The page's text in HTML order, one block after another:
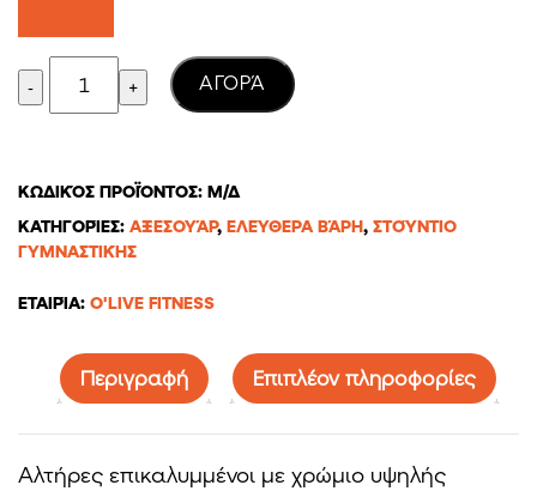
Quantity
AΓΟΡΆ
ΚΩΔΙΚΌΣ ΠΡΟΪΌΝΤΟΣ: Μ/Δ
ΚΑΤΗΓΟΡΊΕΣ: ΑΞΕΣΟΥΆΡ, ΕΛΕΎΘΕΡΑ ΒΆΡΗ, ΣΤΟΎΝΤΙΟ
ΓΥΜΝΑΣΤΙΚΉΣ
ΕΤΑΙΡΊΑ: O'LIVE FITNESS
Περιγραφή Επιπλέον πληροφορίες
Αλτήρες επικαλυμμένοι με χρώμιο υψηλής